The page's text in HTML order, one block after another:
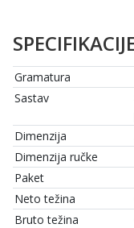
Gramatura
Sastav
Dimenzija
Dimenzija ručke
Paket
Neto težina
Bruto težina